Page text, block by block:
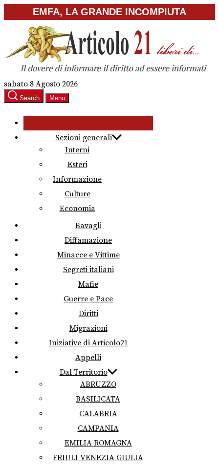
to
content
EMFA, LA GRANDE INCOMPIUTA
sabato 8 Agosto 2026
Search Menu
Sezioni generali
Interni
Esteri
Informazione
Culture
Economia
Bavagli
Diffamazione
Minacce e Vittime
Segreti italiani
Mafie
Guerre e Pace
Diritti
Migrazioni
Iniziative di Articolo21
Appelli
Dal Territorio
ABRUZZO
BASILICATA
CALABRIA
CAMPANIA
EMILIA ROMAGNA
FRIULI VENEZIA GIULIA